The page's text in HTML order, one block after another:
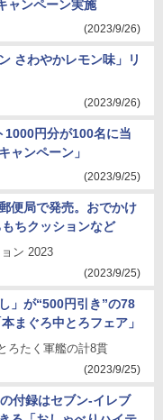
ャンペーン実施
(2023/9/26)
さわやかレモン味」リ
(2023/9/26)
1000円分が100名に当
ャンペーン」
(2023/9/25)
便局で発売。おでかけ
ちクッションなど
ン 2023
(2023/9/25)
」が“500円引き”の78
まぐろ中とろフェア」
ろたく軍艦の計8貫
(2023/9/25)
付録はセブン-イレブ